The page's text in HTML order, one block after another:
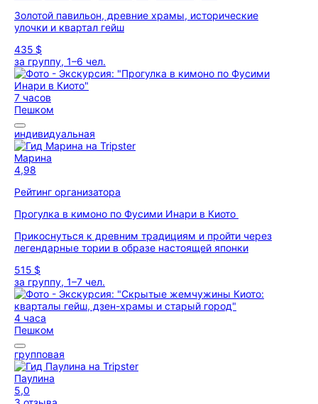
Золотой павильон, древние храмы, исторические
улочки и квартал гейш
435 $
за группу, 1–6 чел.
7 часов
Пешком
индивидуальная
Марина
4,98
Рейтинг организатора
Прогулка в кимоно по Фусими Инари в Киото
Прикоснуться к древним традициям и пройти через
легендарные тории в образе настоящей японки
515 $
за группу, 1–7 чел.
4 часа
Пешком
групповая
Паулина
5,0